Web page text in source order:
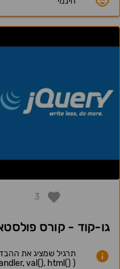
3
גו-קוד - קורס
val(), html() )